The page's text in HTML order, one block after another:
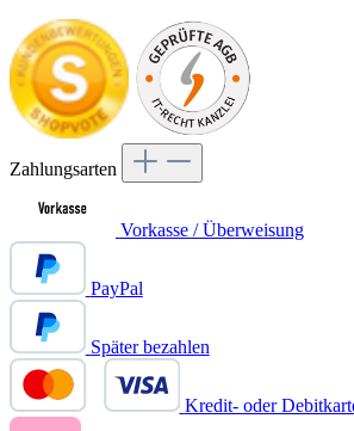
Zahlungsarten
Vorkasse / Überweisung
PayPal
Später bezahlen
Kredit- oder